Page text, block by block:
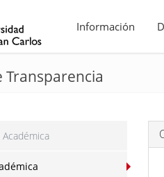
Información
Transparencia